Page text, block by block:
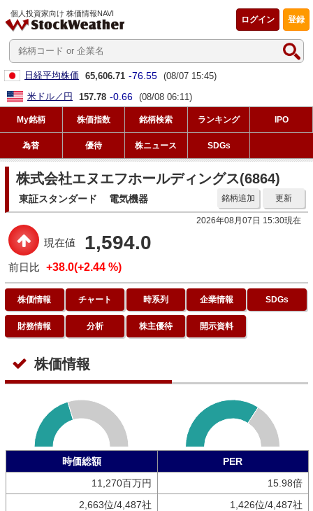
個人投資家向け 株価情報NAVI
登録
ログイン
日経平均株価 65,606.71 -76.55 (08/07 15:45)
米ドル／円
157.78 -0.66 (08/08 06:11)
My銘柄 株価指数 銘柄検索 ランキング IPO
為替 優待 株ニュース SDGs
株式会社エヌエフホールディングス(6864)
東証スタンダード 電気機器 更新
銘柄追加
2026年08月07日 15:30現在
現在値 1,594.0
前日比 +38.0(+2.44 %)
株価情報 チャート 時系列 企業情報 SDGs
財務情報 分析 株主優待 開示資料
株価情報
時価総額
PER
11,270百万円
15.98倍
2,663位/4,487社
1,426位/4,487社